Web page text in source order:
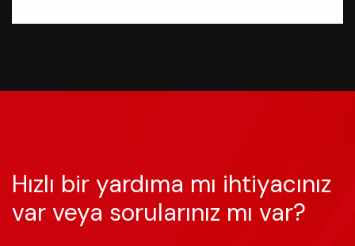
Hızlı bir yardıma mı ihtiyacınız
var veya sorularınız mı var?